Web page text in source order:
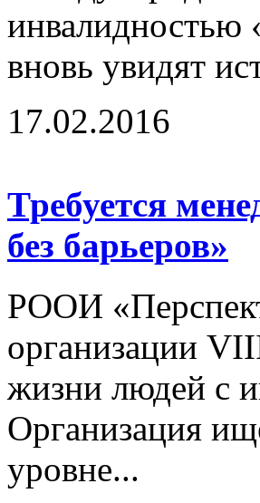
инвалидностью
вновь увидят
17.02.2016
Требуется
без барьеров»
РООИ
организации
жизни людей с
Организация
уровне...